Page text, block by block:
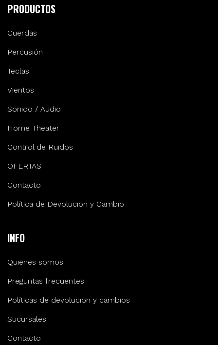
PRODUCTOS
Cuerdas
Percusión
Teclas
Vientos
Sonido / Audio
Home Theater
Control de Ruidos
OFERTAS
Contacto
Política de Devolución y Cambio
INFO
Quienes somos
Preguntas frecuentes
Políticas de devolución y cambios
Sucursales
Contacto